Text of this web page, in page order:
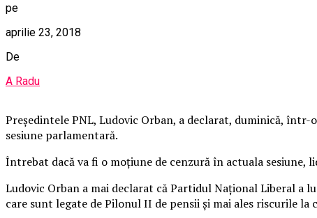
pe
aprilie 23, 2018
De
A Radu
Preşedintele PNL, Ludovic Orban, a declarat, duminică,
sesiune parlamentară.
Întrebat dacă va fi o moţiune de cenzură în actuala sesiune,
Ludovic Orban a mai declarat că Partidul Naţional Liberal a
care sunt legate de Pilonul II de pensii şi mai ales riscurile la